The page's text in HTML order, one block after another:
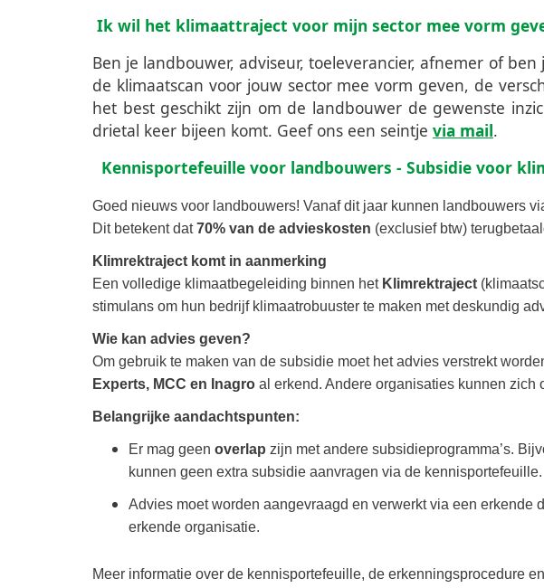
Ik wil het klimaattraject voor mijn sector mee vorm
Ben je landbouwer, adviseur, toeleverancier, afnemer of
de klimaatscan voor jouw sector mee vorm geven, de
het best geschikt zijn om de landbouwer de gewenste
drietal keer bijeen komt. Geef ons een seintje via mail.
Kennisportefeuille voor landbouwers - Subsidie voor
Goed nieuws voor landbouwers! Vanaf dit jaar kunnen landbouwers
Dit betekent dat70% van de advieskosten (exclusief btw)
Klimrektraject komt in aanmerking
Een volledige klimaatbegeleiding binnen het Klimrektraject
stimulans om hun bedrijf klimaatrobuuster te maken met deskundig
Wie kan advies geven?
Om gebruik te maken van de subsidie moet het advies verstrekt
Experts, MCC en Inagro al erkend. Andere organisaties kunnen
Belangrijke aandachtspunten:
Er mag geen overlap zijn met andere subsidieprogramma’s.
kunnen geen extra subsidie aanvragen via de kennisportefeuille.
Advies moet worden aangevraagd en verwerkt via een erkende
erkende organisatie.
Meer informatie over de kennisportefeuille, de erkenningsprocedure